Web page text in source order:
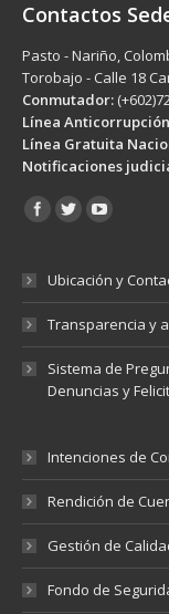
Contactos
Pasto - Nariño,
Torobajo - Calle 18
Conmutador:
Línea
Línea Gratuita
Notificaciones
Encuéntranos en:
Ubicación y
Transparencia y
Sistema de
Denuncias y
Intenciones de
Rendición de
Gestión de
Fondo de